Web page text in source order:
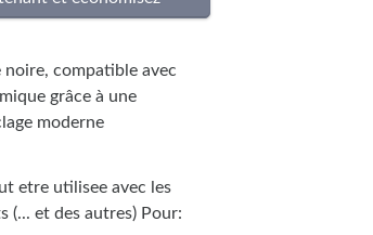
noire, compatible avec
grâce à une
moderne
etre utilisee avec les
(... et des autres) Pour: